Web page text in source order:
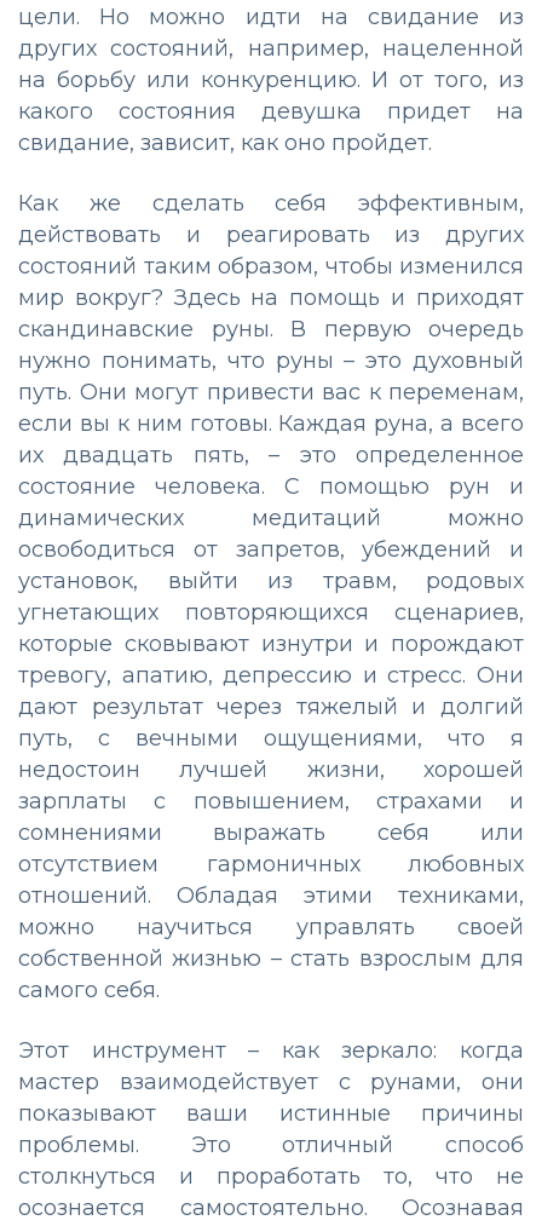
цели. Но можно идти на свидание из
других состояний, например, нацеленной
на борьбу или конкуренцию. И от того, из
какого состояния девушка придет на
свидание, зависит, как оно пройдет.
Как же сделать себя эффективным,
действовать и реагировать из других
состояний таким образом, чтобы изменился
мир вокруг? Здесь на помощь и приходят
скандинавские руны. В первую очередь
нужно понимать, что руны – это духовный
путь. Они могут привести вас к переменам,
если вы к ним готовы. Каждая руна, а всего
их двадцать пять, – это определенное
состояние человека. С помощью рун и
динамических медитаций можно
освободиться от запретов, убеждений и
установок, выйти из травм, родовых
угнетающих повторяющихся сценариев,
которые сковывают изнутри и порождают
тревогу, апатию, депрессию и стресс. Они
дают результат через тяжелый и долгий
путь, с вечными ощущениями, что я
недостоин лучшей жизни, хорошей
зарплаты с повышением, страхами и
сомнениями выражать себя или
отсутствием гармоничных любовных
отношений. Обладая этими техниками,
можно научиться управлять своей
собственной жизнью – стать взрослым для
самого себя.
Этот инструмент – как зеркало: когда
мастер взаимодействует с рунами, они
показывают ваши истинные причины
проблемы. Это отличный способ
столкнуться и проработать то, что не
осознается самостоятельно. Осознавая